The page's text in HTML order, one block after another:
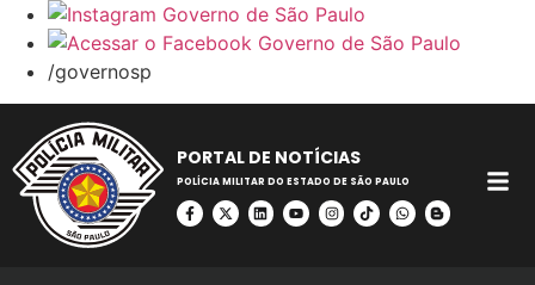
/governosp
PORTAL DE NOTÍCIAS
POLÍCIA MILITAR DO ESTADO DE SÃO PAULO